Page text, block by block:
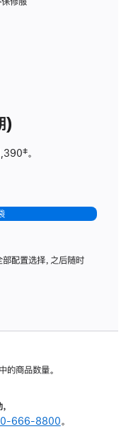
)
脚
‡。
配置选择，之后随时
的商品数量。
666-8800。